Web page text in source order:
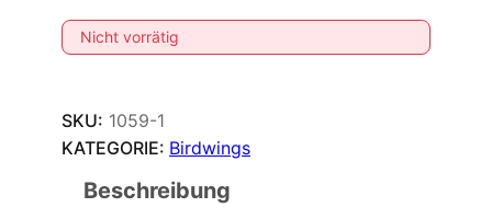
Nicht vorrätig
SKU: 1059-1
KATEGORIE: Birdwings
Beschreibung